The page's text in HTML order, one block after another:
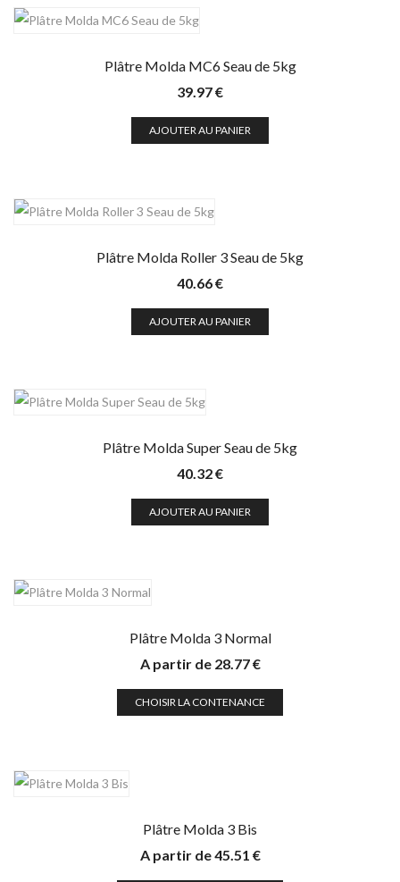
Plâtre Molda MC6 Seau de 5kg
39.97€
AJOUTER AU PANIER
Plâtre Molda Roller 3 Seau de 5kg
40.66€
AJOUTER AU PANIER
Plâtre Molda Super Seau de 5kg
40.32€
AJOUTER AU PANIER
Plâtre Molda 3 Normal
A partir de 28.77€
CHOISIR LA CONTENANCE
Plâtre Molda 3 Bis
A partir de45.51 €